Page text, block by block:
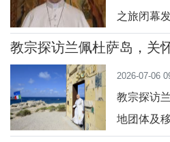
之旅闭幕
们重新发
时也着眼
的源泉”。
来自过去
教宗探访兰佩杜萨岛，关
移民
2026-07-06
教宗探访
地团体及